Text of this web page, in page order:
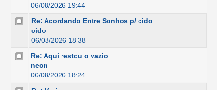
06/08/2026 19:44
Re: Acordando Entre Sonhos p/ cido
cido
06/08/2026 18:38
Re: Aqui restou o vazio
neon
06/08/2026 18:24